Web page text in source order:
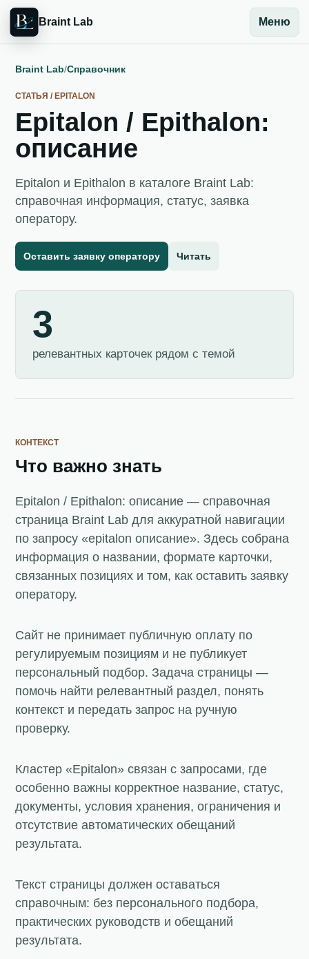
Braint Lab Меню
Braint Lab/Справочник
СТАТЬЯ / EPITALON
Epitalon / Epithalon:
описание
Epitalon и Epithalon в каталоге Braint Lab:
справочная информация, статус, заявка
оператору.
Оставить заявку оператору Читать
3
релевантных карточек рядом с темой
КОНТЕКСТ
Что важно знать
Epitalon / Epithalon: описание — справочная
страница Braint Lab для аккуратной навигации
по запросу «epitalon описание». Здесь собрана
информация о названии, формате карточки,
связанных позициях и том, как оставить заявку
оператору.
Сайт не принимает публичную оплату по
регулируемым позициям и не публикует
персональный подбор. Задача страницы —
помочь найти релевантный раздел, понять
контекст и передать запрос на ручную
проверку.
Кластер «Epitalon» связан с запросами, где
особенно важны корректное название, статус,
документы, условия хранения, ограничения и
отсутствие автоматических обещаний
результата.
Текст страницы должен оставаться
справочным: без персонального подбора,
практических руководств и обещаний
результата.